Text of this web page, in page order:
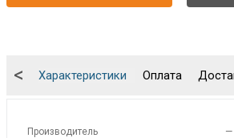
Характеристики Оплата
<
Производитель —